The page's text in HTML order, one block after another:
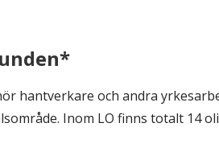
hantverkare och andra
Inom LO finns totalt 14